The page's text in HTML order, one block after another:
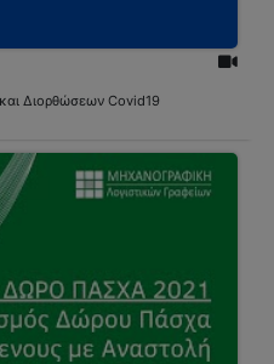
Διορθώσεων Covid19